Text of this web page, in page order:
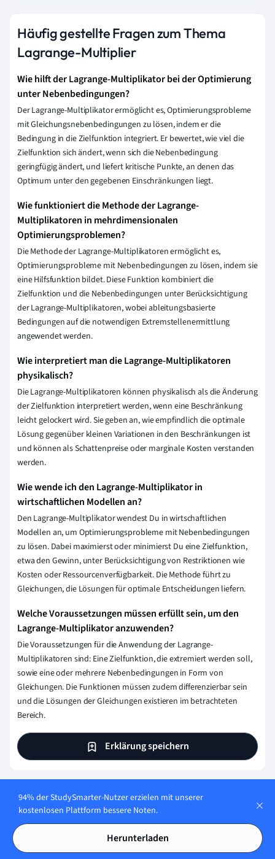
Häufig gestellte Fragen zum Thema
Lagrange-Multiplier
Wie hilft der Lagrange-Multiplikator bei der Optimierung
unter Nebenbedingungen?
Der Lagrange-Multiplikator ermöglicht es, Optimierungsprobleme
mit Gleichungsnebenbedingungen zu lösen, indem er die
Bedingung in die Zielfunktion integriert. Er bewertet, wie viel die
Zielfunktion sich ändert, wenn sich die Nebenbedingung
geringfügig ändert, und liefert kritische Punkte, an denen das
Optimum unter den gegebenen Einschränkungen liegt.
Wie funktioniert die Methode der Lagrange-
Multiplikatoren in mehrdimensionalen
Optimierungsproblemen?
Die Methode der Lagrange-Multiplikatoren ermöglicht es,
Optimierungsprobleme mit Nebenbedingungen zu lösen, indem sie
eine Hilfsfunktion bildet. Diese Funktion kombiniert die
Zielfunktion und die Nebenbedingungen unter Berücksichtigung
der Lagrange-Multiplikatoren, wobei ableitungsbasierte
Bedingungen auf die notwendigen Extremstellenermittlung
angewendet werden.
Wie interpretiert man die Lagrange-Multiplikatoren
physikalisch?
Die Lagrange-Multiplikatoren können physikalisch als die Änderung
der Zielfunktion interpretiert werden, wenn eine Beschränkung
leicht gelockert wird. Sie geben an, wie empfindlich die optimale
Lösung gegenüber kleinen Variationen in den Beschränkungen ist
und können als Schattenpreise oder marginale Kosten verstanden
werden.
Wie wende ich den Lagrange-Multiplikator in
wirtschaftlichen Modellen an?
Den Lagrange-Multiplikator wendest Du in wirtschaftlichen
Modellen an, um Optimierungsprobleme mit Nebenbedingungen
zu lösen. Dabei maximierst oder minimierst Du eine Zielfunktion,
etwa den Gewinn, unter Berücksichtigung von Restriktionen wie
Kosten oder Ressourcenverfügbarkeit. Die Methode führt zu
Gleichungen, die Lösungen für optimale Entscheidungen liefern.
Welche Voraussetzungen müssen erfüllt sein, um den
Lagrange-Multiplikator anzuwenden?
Die Voraussetzungen für die Anwendung der Lagrange-
Multiplikatoren sind: Eine Zielfunktion, die extremiert werden soll,
sowie eine oder mehrere Nebenbedingungen in Form von
Gleichungen. Die Funktionen müssen zudem differenzierbar sein
und die Lösungen der Gleichungen existieren im betrachteten
Bereich.
Erklärung speichern
Wie stellen wir sicher, dass unser Content
korrekt und vertrauenswürdig ist?
Bei StudySmarter haben wir eine Lernplattform geschaffen,
94% der StudySmarter-Nutzer erzielen mit unserer
kostenlosen Plattform bessere Noten.
Herunterladen